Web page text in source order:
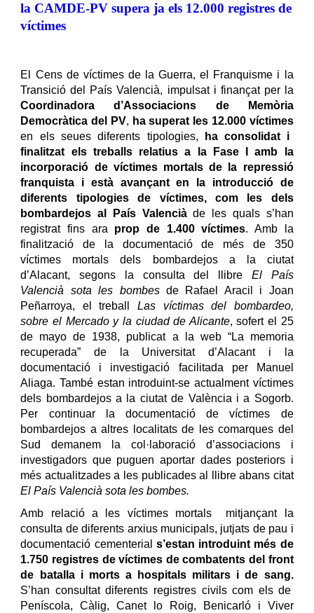
la CAMDE-PV supera ja els 12.000 registres de
víctimes
El Cens de víctimes de la Guerra, el Franquisme i la
Transició del País Valencià, impulsat i finançat per la
Coordinadora d’Associacions de Memòria
Democràtica del PV, ha superat les 12.000 víctimes
en els seues diferents tipologies,
ha consolidat i
finalitzat els treballs relatius a la Fase I amb la
incorporació de víctimes mortals de la repressió
franquista i està avançant en la introducció de
diferents tipologies de víctimes, com les dels
bombardejos al País Valenciàde les quals s’han
registrat fins ara prop de 1.400 víctimes. Amb la
finalització de la documentació de més de 350
víctimes mortals dels bombardejos a la ciutat
d’Alacant, segons la consulta del llibre El País
Valencià sota les bombes de Rafael Aracil i Joan
Peñarroya, el treball Las víctimas del bombardeo,
sobre el Mercado y la ciudad de Alicante, sofert el 25
de mayo de 1938, publicat a la web “La memoria
recuperada” de la Universitat d’Alacant i la
documentació i investigació facilitada per Manuel
Aliaga. També estan introduint-se actualment víctimes
dels bombardejos a la ciutat de València i a Sogorb.
Per continuar la documentació de víctimes de
bombardejos a altres localitats de les comarques del
Sud demanem la col·laboració d’associacions i
investigadors que puguen aportar dades posteriors i
més actualitzades a les publicades al llibre abans citat
El País Valencià sota les bombes.
Amb relació a les víctimes mortals mitjançant la
consulta de diferents arxius municipals, jutjats de pau i
documentació cementerial s’estan introduint més de
1.750 registres de víctimes de combatents del front
de batalla i morts a hospitals militars i de sang.
S’han consultat diferents registres civils com els de
Peníscola, Càlig, Canet lo Roig, Benicarló i Viver